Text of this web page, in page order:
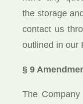
the storage
contact us
outlined in our
§ 9
The